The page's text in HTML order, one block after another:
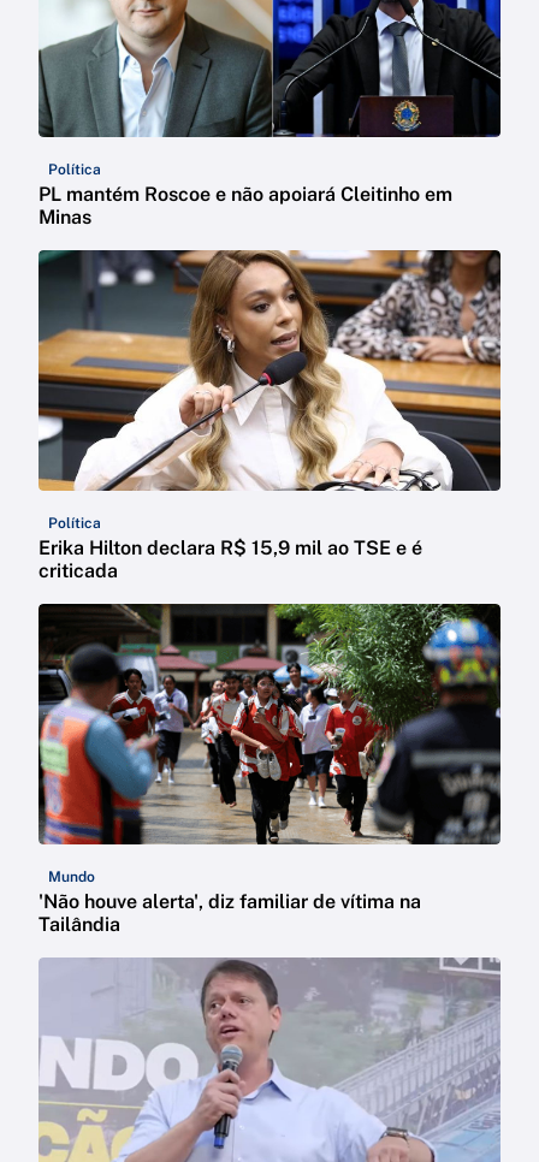
Política
PL mantém Roscoe e não apoiará Cleitinho em
Minas
Política
Erika Hilton declara R$ 15,9 mil ao TSE e é
criticada
Mundo
'Não houve alerta', diz familiar de vítima na
Tailândia